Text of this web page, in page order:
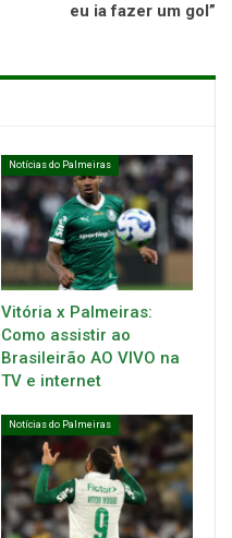
eu ia fazer um gol”
Notícias do Palmeiras
Vitória x Palmeiras:
Como assistir ao
Brasileirão AO VIVO na
TV e internet
Notícias do Palmeiras